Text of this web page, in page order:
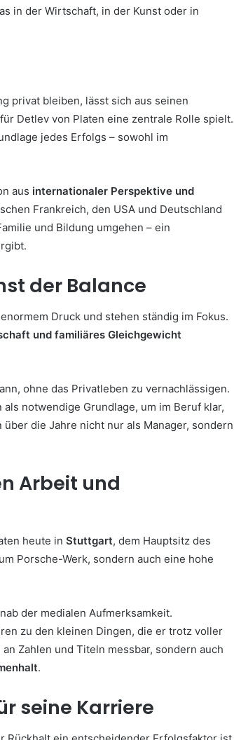
in der Wirtschaft, in der Kunst oder in
privat bleiben, lässt sich aus seinen
für Detlev von Platen eine zentrale Rolle spielt.
jedes Erfolgs – sowohl im
aus internationaler Perspektive und
Frankreich, den USA und Deutschland
und Bildung umgehen – ein
der Balance
Druck und stehen ständig im Fokus.
und familiäres Gleichgewicht
ohne das Privatleben zu vernachlässigen.
notwendige Grundlage, um im Beruf klar,
die Jahre nicht nur als Manager, sondern
Arbeit und
heute in Stuttgart, dem Hauptsitz des
Porsche-Werk, sondern auch eine hohe
der medialen Aufmerksamkeit.
zu den kleinen Dingen, die er trotz voller
Zahlen und Titeln messbar, sondern auch
.
seine Karriere